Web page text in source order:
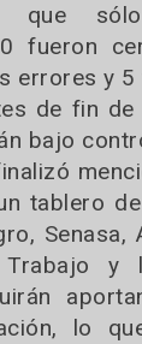
que
fueron
errores y 5
de fin de
bajo
tablero
Senasa,
y
lo